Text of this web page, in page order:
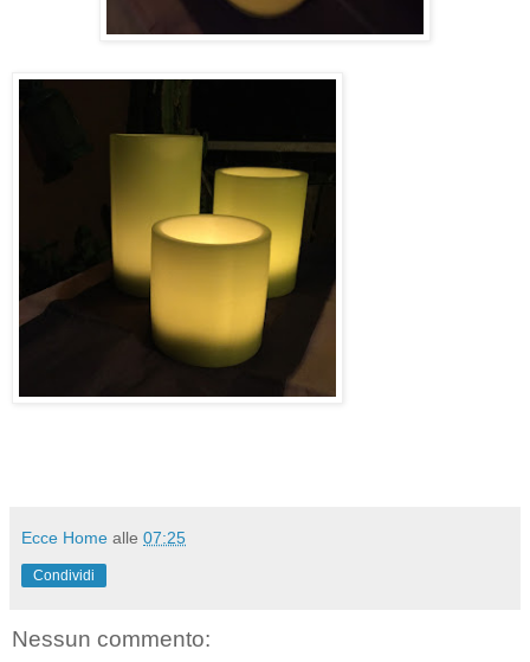
Ecce Home alle 07:25
Condividi
Nessun commento: